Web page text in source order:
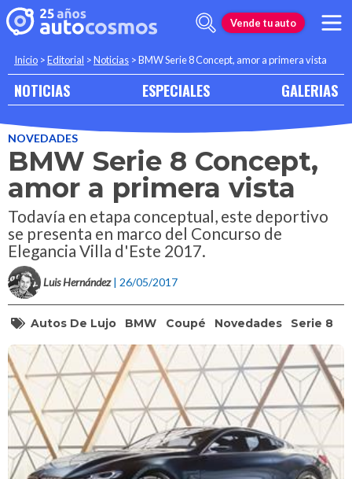
Vende tu auto
Inicio >Editorial >Noticias >BMW Serie 8 Concept, amor a primera vista
NOTICIAS ESPECIALES GALERIAS
NOVEDADES
BMW Serie 8 Concept,
amor a primera vista
Todavía en etapa conceptual, este deportivo
se presenta en marco del Concurso de
Elegancia Villa d'Este 2017.
Luis Hernández | 26/05/2017
Autos De Lujo BMW Coupé Novedades Serie 8